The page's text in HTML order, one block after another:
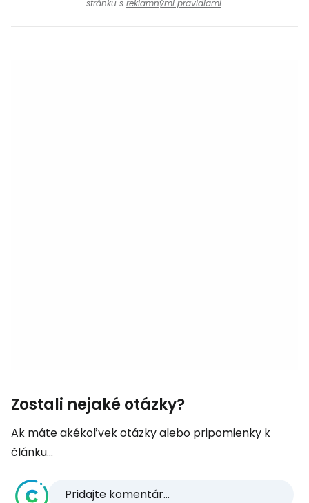
stránku s reklamnými pravidlami.
Zostali nejaké otázky?
Ak máte akékoľvek otázky alebo pripomienky k
článku...
Pridajte komentár...